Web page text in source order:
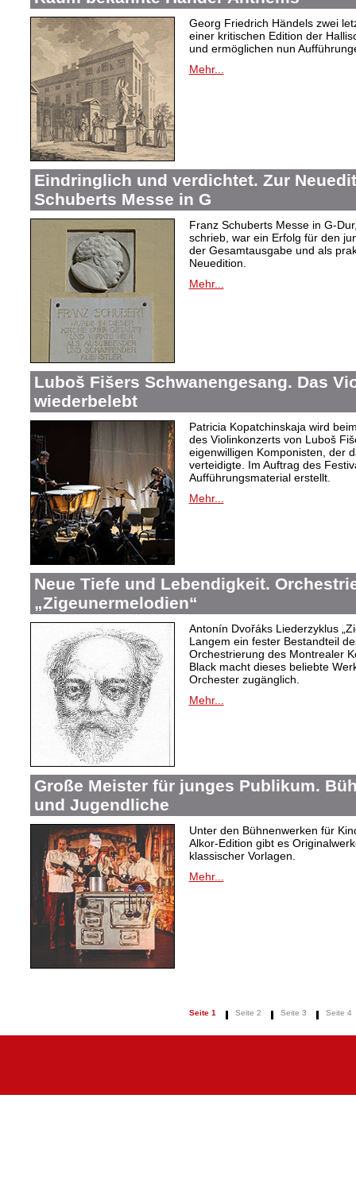
Georg Friedrich Händels zwei
einer kritischen Edition der
und ermöglichen nun
Mehr...
Eindringlich und verdichtet. Zur
Schuberts Messe in G
Franz Schuberts Messe in G-
schrieb, war ein Erfolg für den
der Gesamtausgabe und als
Neuedition.
Mehr...
Luboš Fišers Schwanengesang. Das
wiederbelebt
Patricia Kopatchinskaja wird
des Violinkonzerts von Luboš
eigenwilligen Komponisten, der
verteidigte. Im Auftrag des
Aufführungsmaterial erstellt.
Mehr...
Neue Tiefe und Lebendigkeit.
„Zigeunermelodien“
Antonín Dvořáks Liederzyklus
Langem ein fester Bestandteil
Orchestrierung des Montrealer
Black macht dieses beliebte
Orchester zugänglich.
Mehr...
Große Meister für junges Publikum.
und Jugendliche
Unter den Bühnenwerken für
Alkor-Edition gibt es
klassischer Vorlagen.
Mehr...
Seite 1 Seite 2 Seite 3 Seite 4